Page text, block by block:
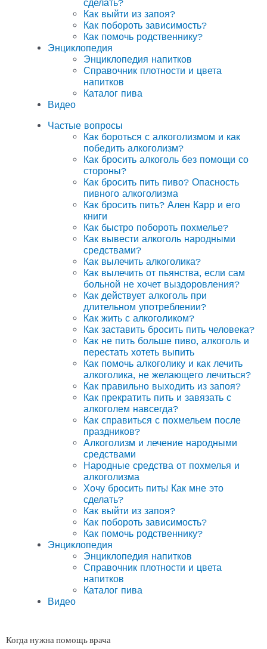
сделать?
Как выйти из запоя?
Как побороть зависимость?
Как помочь родственнику?
Энциклопедия
Энциклопедия напитков
Справочник плотности и цвета
напитков
Каталог пива
Видео
Частые вопросы
Как бороться с алкоголизмом и как
победить алкоголизм?
Как бросить алкоголь без помощи со
стороны?
Как бросить пить пиво? Опасность
пивного алкоголизма
Как бросить пить? Ален Карр и его
книги
Как быстро побороть похмелье?
Как вывести алкоголь народными
средствами?
Как вылечить алкоголика?
Как вылечить от пьянства, если сам
больной не хочет выздоровления?
Как действует алкоголь при
длительном употреблении?
Как жить с алкоголиком?
Как заставить бросить пить человека?
Как не пить больше пиво, алкоголь и
перестать хотеть выпить
Как помочь алкоголику и как лечить
алкоголика, не желающего лечиться?
Как правильно выходить из запоя?
Как прекратить пить и завязать с
алкоголем навсегда?
Как справиться с похмельем после
праздников?
Алкоголизм и лечение народными
средствами
Народные средства от похмелья и
алкоголизма
Хочу бросить пить! Как мне это
сделать?
Как выйти из запоя?
Как побороть зависимость?
Как помочь родственнику?
Энциклопедия
Энциклопедия напитков
Справочник плотности и цвета
напитков
Каталог пива
Видео
Когда нужна помощь врача